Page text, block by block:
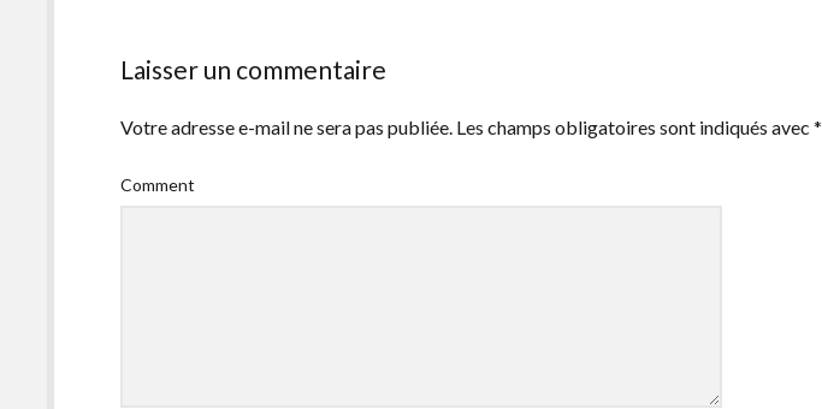
Laisser un commentaire
Votre adresse e-mail ne sera pas publiée. Les champs obligatoires sont indiqués avec*
Comment